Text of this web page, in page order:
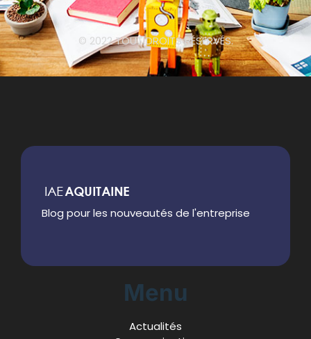
© 2022 TOUT DROITS RÉSERVÉS.
Blog pour les nouveautés de l'entreprise
Menu
Actualités